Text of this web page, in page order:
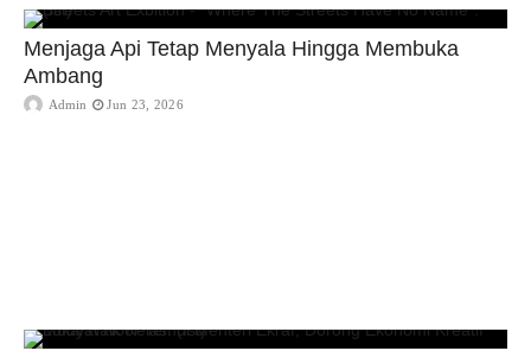
Menjaga Api Tetap Menyala Hingga Membuka
Ambang
Admin Jun 23, 2026